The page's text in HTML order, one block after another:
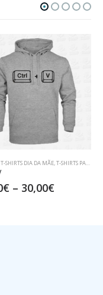
T-SHIRTS PARA PAIS T-SHIRTS PARA PAIS
17,50